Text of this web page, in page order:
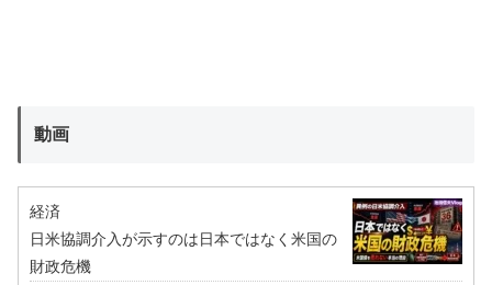
動画
経済
日米協調介入が示すのは日本ではなく米国の
財政危機